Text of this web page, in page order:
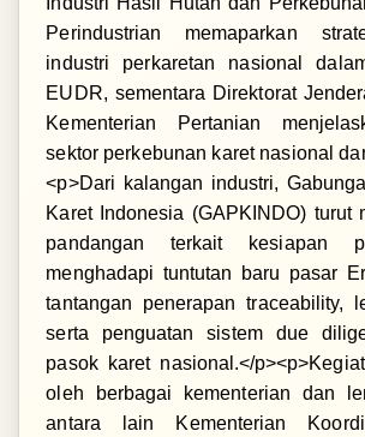
Perindustrian memaparkan
industri perkaretan nasional
EUDR, sementara Direktorat
Kementerian Pertanian
sektor perkebunan karet nasional
<p>Dari kalangan industri,
Karet Indonesia (GAPKINDO) turut
pandangan terkait kesiapan
menghadapi tuntutan baru pasar
tantangan penerapan traceability,
serta penguatan sistem due
pasok karet nasional.</
oleh berbagai kementerian dan
antara lain Kementerian